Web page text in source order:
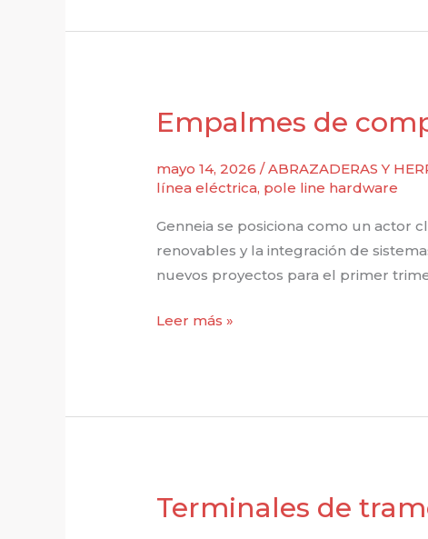
preformados
minero
Chile.
Empalmes de
mayo 14, 2026/ABRAZADERAS Y
línea eléctrica, pole line hardware
Genneia se posiciona como un actor
renovables y la integración de
nuevos proyectos para el primer
Empalmes
redes
Leer más »
Terminales de